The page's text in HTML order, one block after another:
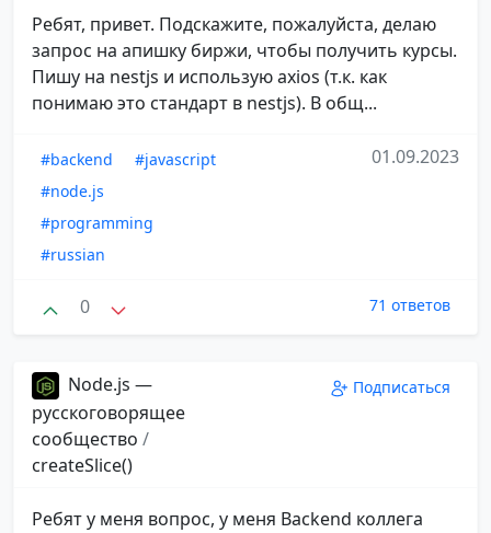
Ребят, привет. Подскажите, пожалуйста, делаю
запрос на апишку биржи, чтобы получить курсы.
Пишу на nestjs и использую axios (т.к. как
понимаю это стандарт в nestjs). В общ...
#backend
#javascript
#node.js
#programming
#russian
01.09.2023
0 71 ответов
Node.js —
русскоговорящее
сообщество /
createSlice()
Подписаться
Ребят у меня вопрос, у меня Backend коллега